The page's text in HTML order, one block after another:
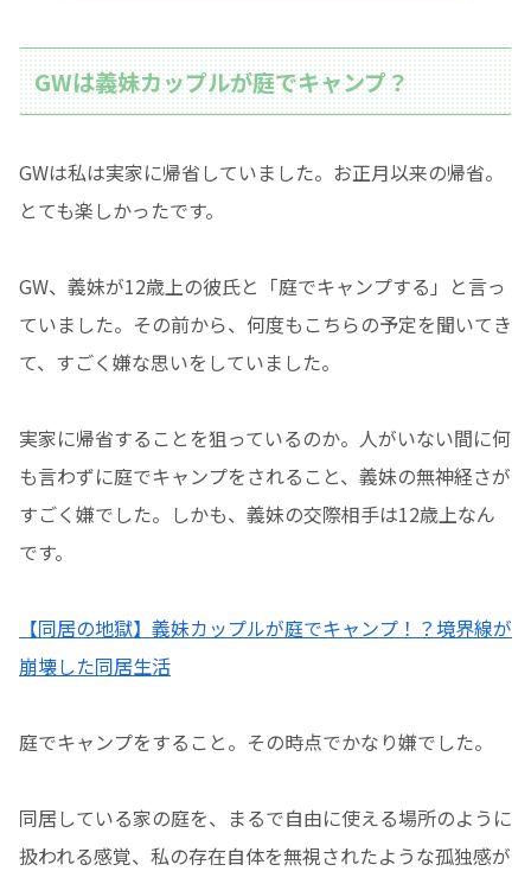
GWは義妹カップルが庭でキャンプ？
GWは私は実家に帰省していました。お正月以来の帰省。
とても楽しかったです。
GW、義妹が12歳上の彼氏と「庭でキャンプする」と言っ
ていました。その前から、何度もこちらの予定を聞いてき
て、すごく嫌な思いをしていました。
実家に帰省することを狙っているのか。人がいない間に何
も言わずに庭でキャンプをされること、義妹の無神経さが
すごく嫌でした。しかも、義妹の交際相手は12歳上なん
です。
【同居の地獄】義妹カップルが庭でキャンプ！？境界線が
崩壊した同居生活
庭でキャンプをすること。その時点でかなり嫌でした。
同居している家の庭を、まるで自由に使える場所のように
扱われる感覚、私の存在自体を無視されたような孤独感が